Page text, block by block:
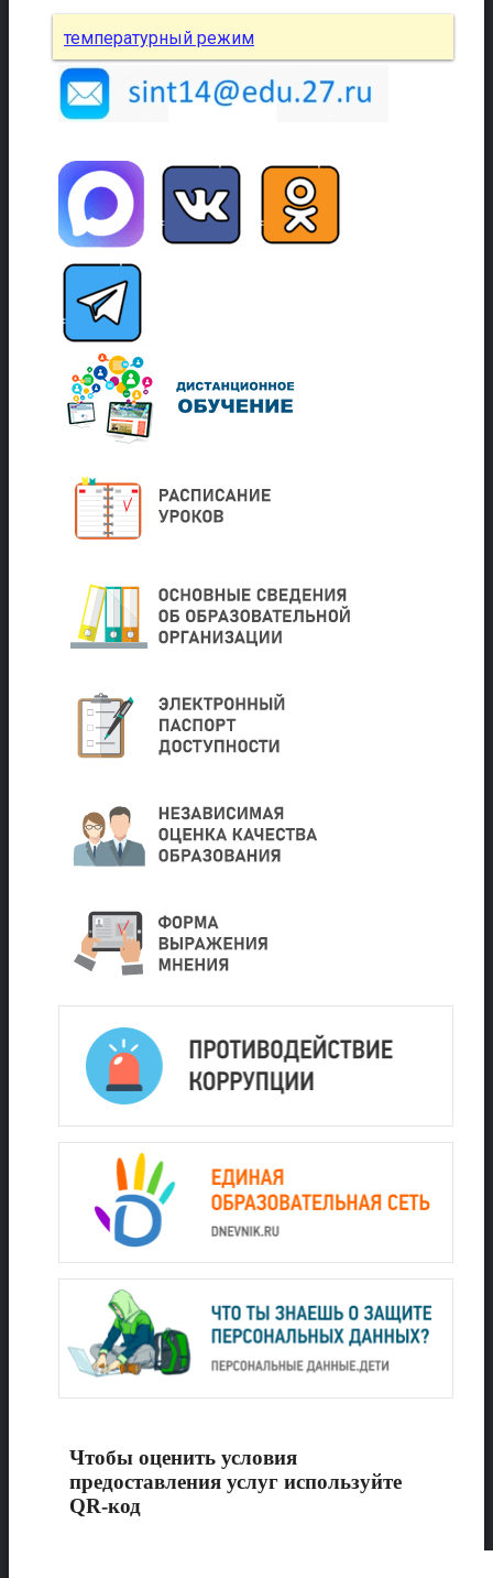
температурный режим
Чтобы оценить условия
предоставления услуг используйте
QR-код